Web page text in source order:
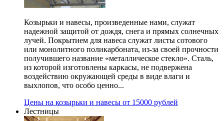
Козырьки и навесы, произведенные нами, служат
надежной защитой от дождя, снега и прямых солнечных
лучей. Покрытием для навеса служат листы сотового
или монолитного поликарбоната, из-за своей прочности
получившего название «металлическое стекло». Сталь,
из которой изготовлены каркасы, не подвержена
воздействию окружающей среды в виде влаги и
выхлопов, что особо ценно...
Цены на козырьки и навесы от 15000 рублей
Лестницы